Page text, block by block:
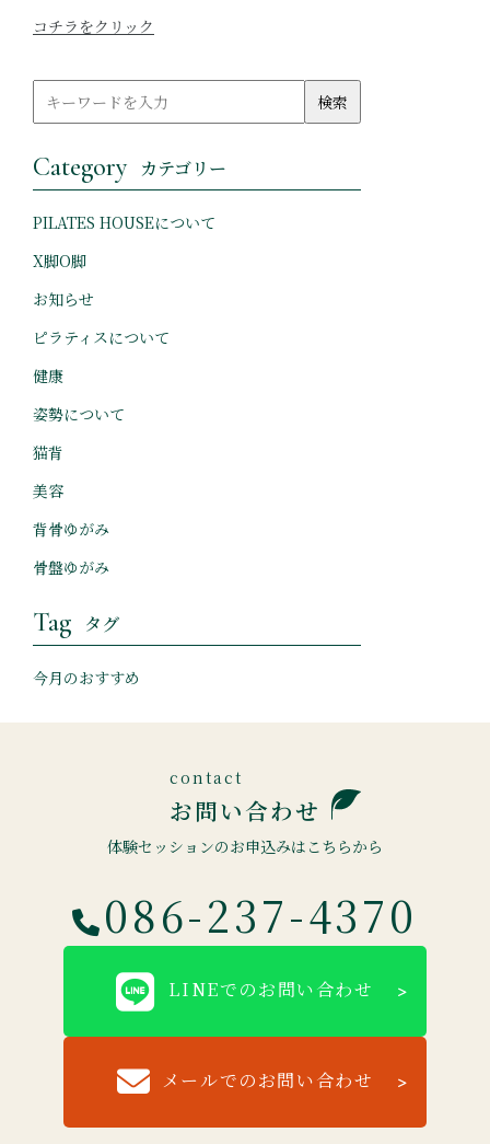
コチラをクリック
Category カテゴリー
PILATES HOUSEについて
X脚O脚
お知らせ
ピラティスについて
健康
姿勢について
猫背
美容
背骨ゆがみ
骨盤ゆがみ
Tag タグ
今月のおすすめ
お問い合わせ
体験セッションのお申込みはこちらから
086-237-4370
LINEでのお問い合わせ
メールでのお問い合わせ